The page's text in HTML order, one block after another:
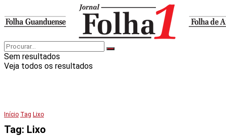
Sem resultados
Veja todos os resultados
Início Tag Lixo
Tag: Lixo